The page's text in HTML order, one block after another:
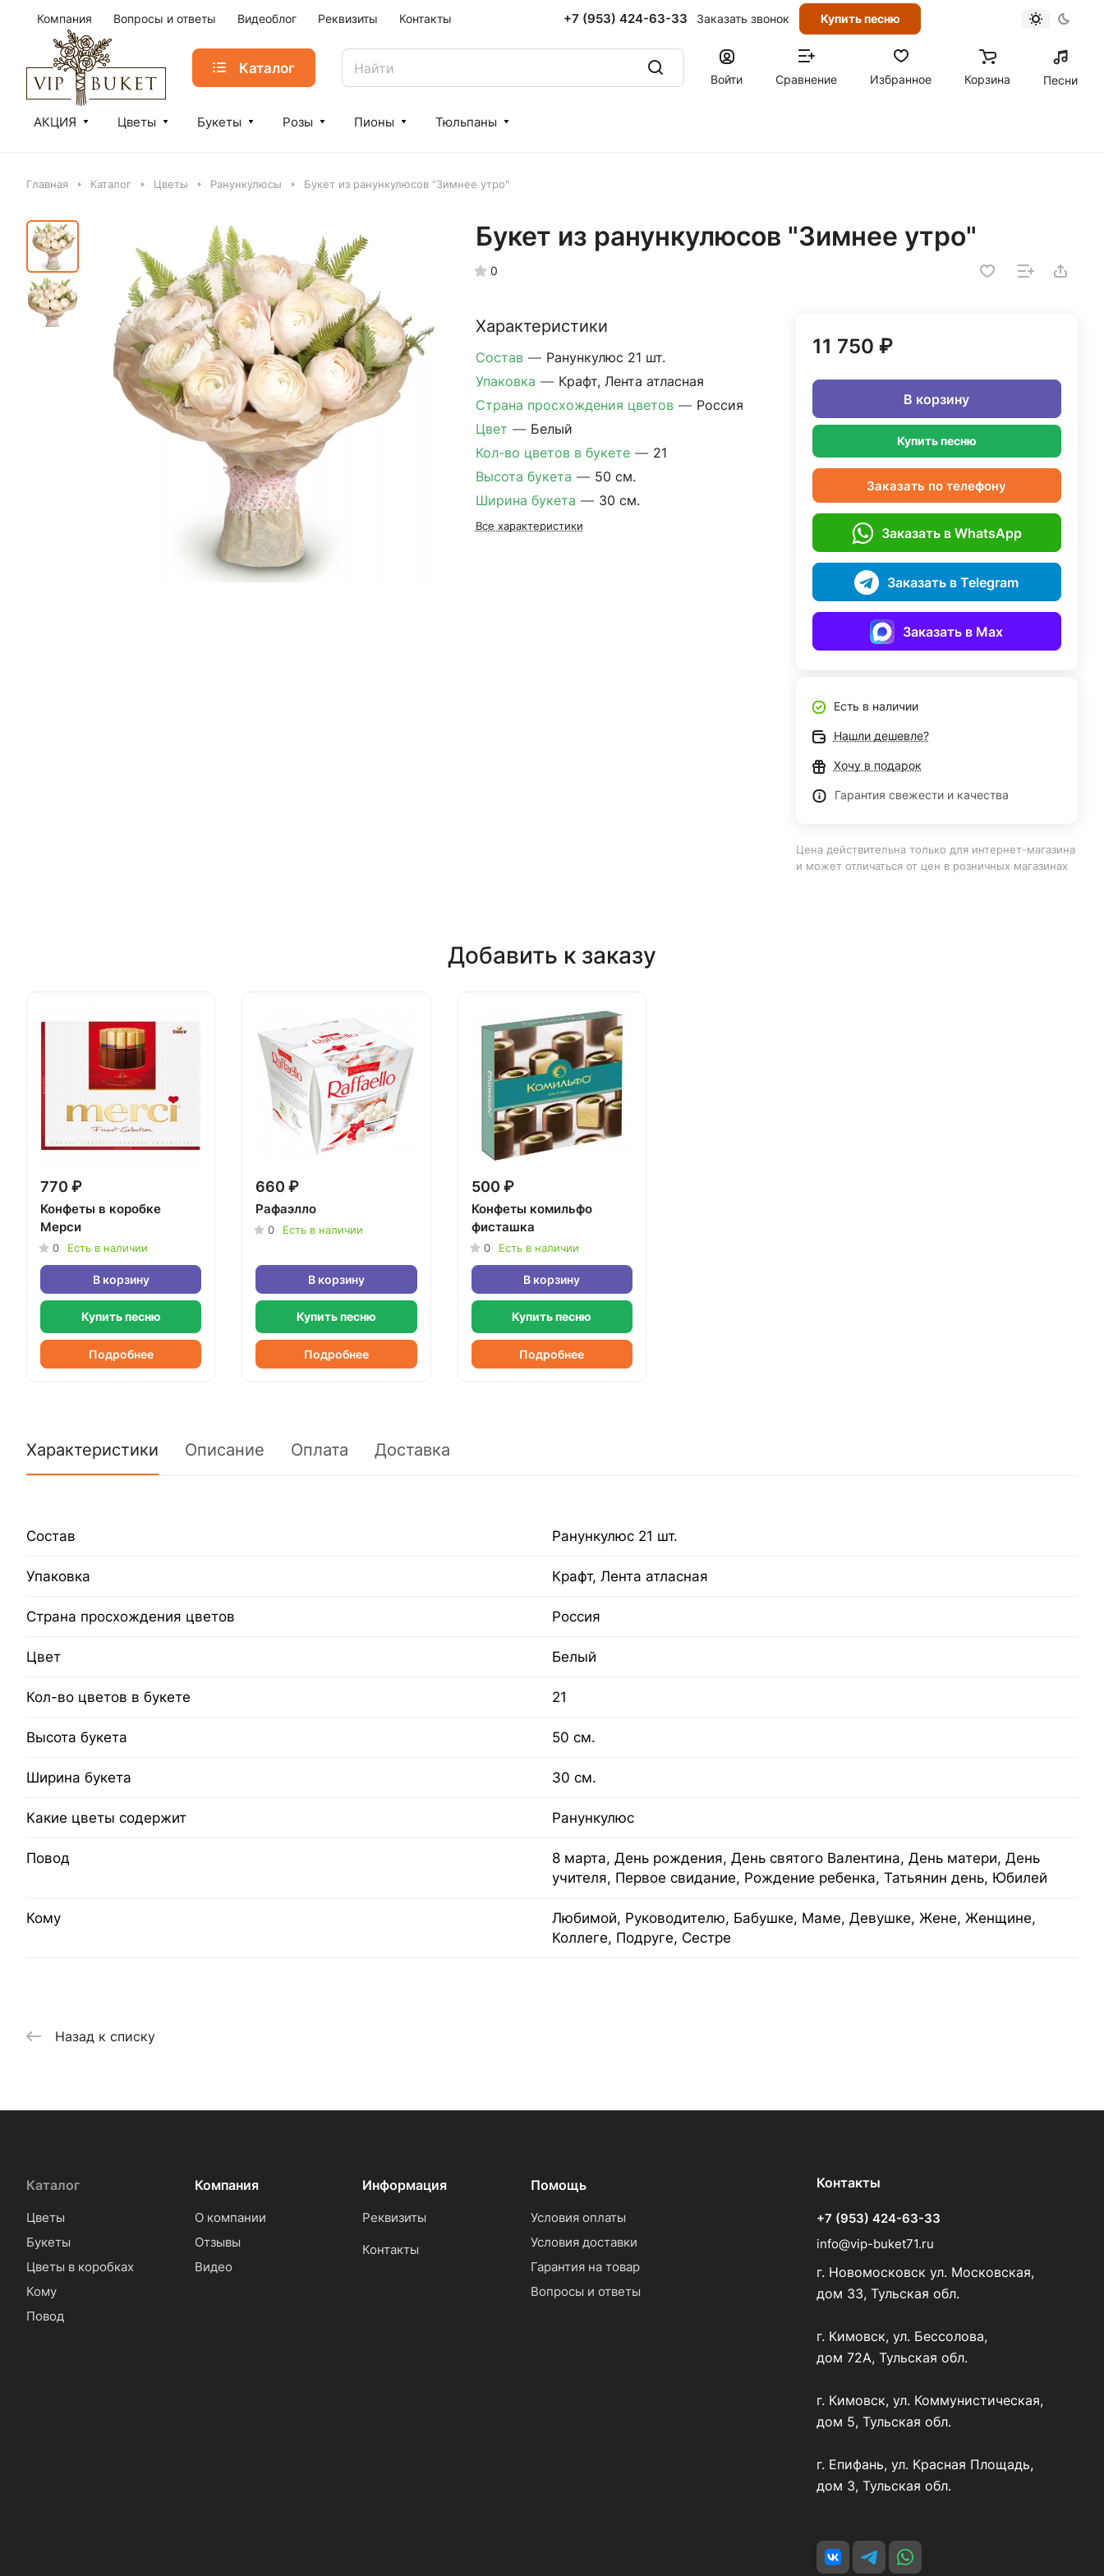
Компания Вопросы и ответы Видеоблог Реквизиты Контакты +7 (953) 424-63-33 Заказать звонок Купить песню
Каталог
Войти Сравнение Избранное Корзина Песни
АКЦИЯ Цветы Букеты Розы Пионы Тюльпаны
Главная Каталог Цветы Ранункулюсы Букет из ранункулюсов "Зимнее утро"
Букет из ранункулюсов "Зимнее утро"
0
Характеристики
Состав — Ранункулюс 21 шт.
Упаковка — Крафт, Лента атласная
Страна просхождения цветов — Россия
Цвет — Белый
Кол-во цветов в букете — 21
Высота букета — 50 см.
Ширина букета — 30 см.
Все характеристики
11 750 ₽
В корзину
Купить песню
Заказать по телефону
Заказать в WhatsApp
Заказать в Telegram
Заказать в Max
Есть в наличии
Нашли дешевле?
Хочу в подарок
Гарантия свежести и качества
Цена действительна только для интернет-магазина
и может отличаться от цен в розничных магазинах
Добавить к заказу
770 ₽
Конфеты в коробке
Мерси
0 Есть в наличии
В корзину
Купить песню
Подробнее
660 ₽
Рафаэлло
0 Есть в наличии
В корзину
Купить песню
Подробнее
500 ₽
Конфеты комильфо
фисташка
0 Есть в наличии
В корзину
Купить песню
Подробнее
Характеристики Описание Оплата Доставка
Состав Ранункулюс 21 шт.
Упаковка Крафт, Лента атласная
Страна просхождения цветов Россия
Цвет Белый
Кол-во цветов в букете 21
Высота букета 50 см.
Ширина букета 30 см.
Какие цветы содержит Ранункулюс
Повод
8 марта, День рождения, День святого Валентина, День матери, День
учителя, Первое свидание, Рождение ребенка, Татьянин день, Юбилей
Кому
Любимой, Руководителю, Бабушке, Маме, Девушке, Жене, Женщине,
Коллеге, Подруге, Сестре
Назад к списку
Каталог
Цветы
Букеты
Цветы в коробках
Кому
Повод
Компания
О компании
Отзывы
Видео
Информация
Реквизиты
Контакты
Помощь
Условия оплаты
Условия доставки
Гарантия на товар
Вопросы и ответы
Контакты
+7 (953) 424-63-33
info@vip-buket71.ru
г. Новомосковск ул. Московская,
дом 33, Тульская обл.
г. Кимовск, ул. Бессолова,
дом 72А, Тульская обл.
г. Кимовск, ул. Коммунистическая,
дом 5, Тульская обл.
г. Епифань, ул. Красная Площадь,
дом 3, Тульская обл.